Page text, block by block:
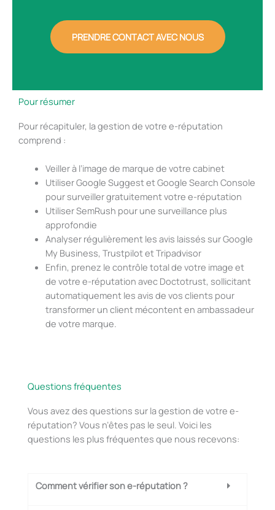
PRENDRE CONTACT AVEC NOUS
Pour résumer
Pour récapituler, la gestion de votre e-réputation
comprend :
Veiller à l’image de marque de votre cabinet
Utiliser Google Suggest et Google Search Console
pour surveiller gratuitement votre e-réputation
Utiliser SemRush pour une surveillance plus
approfondie
Analyser régulièrement les avis laissés sur Google
My Business, Trustpilot et Tripadvisor
Enfin, prenez le contrôle total de votre image et
de votre e-réputation avec Doctotrust, sollicitant
automatiquement les avis de vos clients pour
transformer un client mécontent en ambassadeur
de votre marque.
Questions fréquentes
Vous avez des questions sur la gestion de votre e-
réputation? Vous n’êtes pas le seul. Voici les
questions les plus fréquentes que nous recevons:
Comment vérifier son e-réputation ?